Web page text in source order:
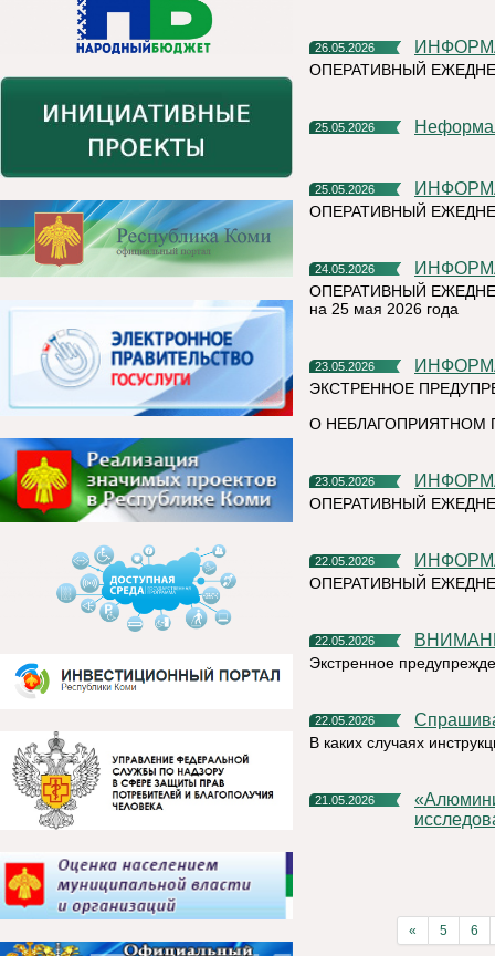
26.05.2026
ОПЕРАТИВНЫЙ
25.05.2026
25.05.2026
ОПЕРАТИВНЫЙ
24.05.2026
ОПЕРАТИВНЫЙ
на 25 мая 2026 года
23.05.2026
ЭКСТРЕННОЕ
О НЕБЛАГОПРИЯТНОМ
23.05.2026
ОПЕРАТИВНЫЙ
22.05.2026
ОПЕРАТИВНЫЙ
22.05.2026
Экстренное
22.05.2026
В каких случаях
21.05.2026
«Алюминиевая азбука» на призы РУСАЛа выбрала лучшие
« 5 6